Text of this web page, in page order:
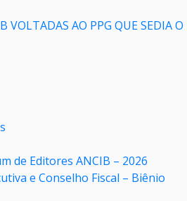
VOLTADAS AO PPG QUE SEDIA O
de Editores ANCIB – 2026
e Conselho Fiscal – Biênio